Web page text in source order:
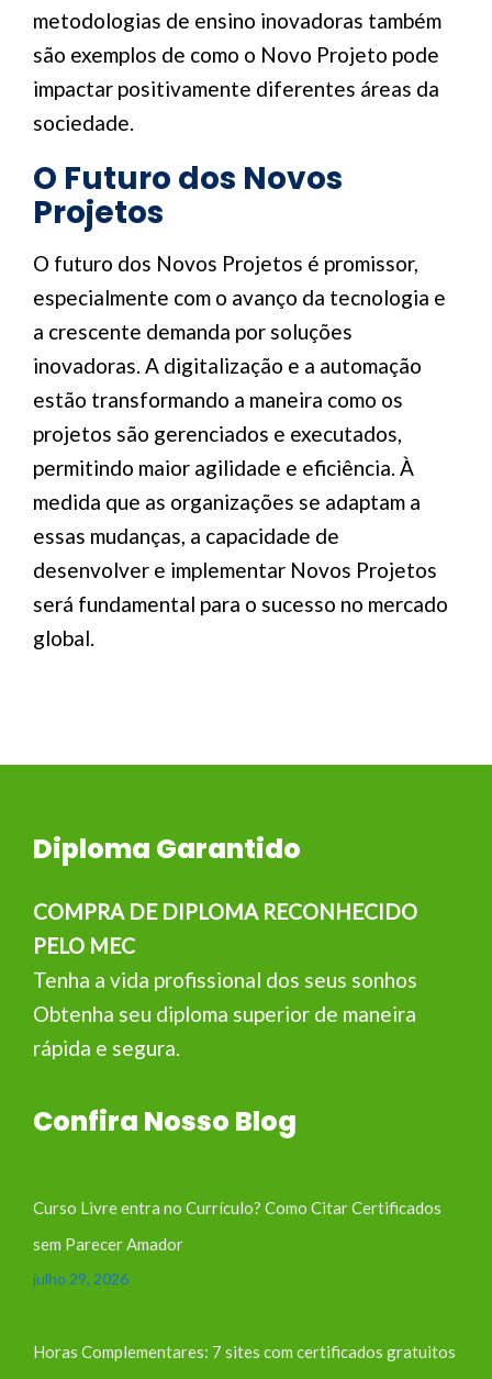
metodologias de ensino inovadoras também
são exemplos de como o Novo Projeto pode
impactar positivamente diferentes áreas da
sociedade.
O Futuro dos Novos
Projetos
O futuro dos Novos Projetos é promissor,
especialmente com o avanço da tecnologia e
a crescente demanda por soluções
inovadoras. A digitalização e a automação
estão transformando a maneira como os
projetos são gerenciados e executados,
permitindo maior agilidade e eficiência. À
medida que as organizações se adaptam a
essas mudanças, a capacidade de
desenvolver e implementar Novos Projetos
será fundamental para o sucesso no mercado
global.
Diploma Garantido
COMPRA DE DIPLOMA RECONHECIDO
PELO MEC
Tenha a vida profissional dos seus sonhos
Obtenha seu diploma superior de maneira
rápida e segura.
Confira Nosso Blog
Curso Livre entra no Currículo? Como Citar Certificados
sem Parecer Amador
julho 29, 2026
Horas Complementares: 7 sites com certificados gratuitos